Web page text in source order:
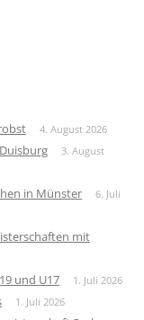
4. August 2026
3. August
in Münster
6. Juli
mit
und U17 1. Juli 2026
1. Juli 2026